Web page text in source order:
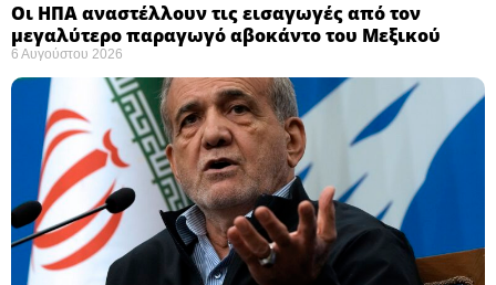
Οι ΗΠΑ αναστέλλουν τις εισαγωγές από τον
μεγαλύτερο παραγωγό αβοκάντο του Μεξικού ​
6 Αυγούστου 2026